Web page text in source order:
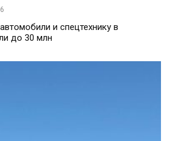
и спецтехнику в
до 30 млн